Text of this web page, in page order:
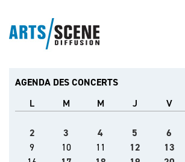
AGENDA DES CONCERTS
L
M M J V
2
3 4 5 6
9
10 11 12 13